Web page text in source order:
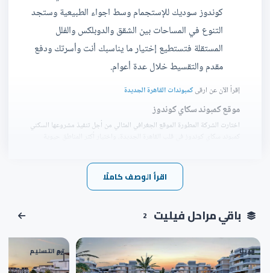
كوندوز سوديك للإستجمام وسط اجواء الطبيعية وستجد
التنوع في المساحات بين الشقق والدوبلكس والفلل
المستقلة فتستطيع إختيار ما يناسبك أنت وأسرتك ودفع
مقدم والتقسيط خلال عدة أعوام.
إقرأ الآن عن ارقىكمبوندات القاهرة الجديدة
موقع كمبوند سكاي كوندوز
اختارت الشركة المطورة الموقع الجغرافي المثالي من أجل تنفيذ مشروعها السكني
من أهم المعالم التي توجد بالقرب من كمبوند سكاي كوندوز التجمع الخامس ما
يقترب كمبوند سكاي كوندوز التجمع الخامس بالقرب من
يقع كمبوند سكاي كوندوز القاهرة الجديدة بالقرب من
شارع التسعين.
اقرأ الوصف كاملًا
باقي مراحل فيليت 2
قريبًا
01 تم التسليم
02